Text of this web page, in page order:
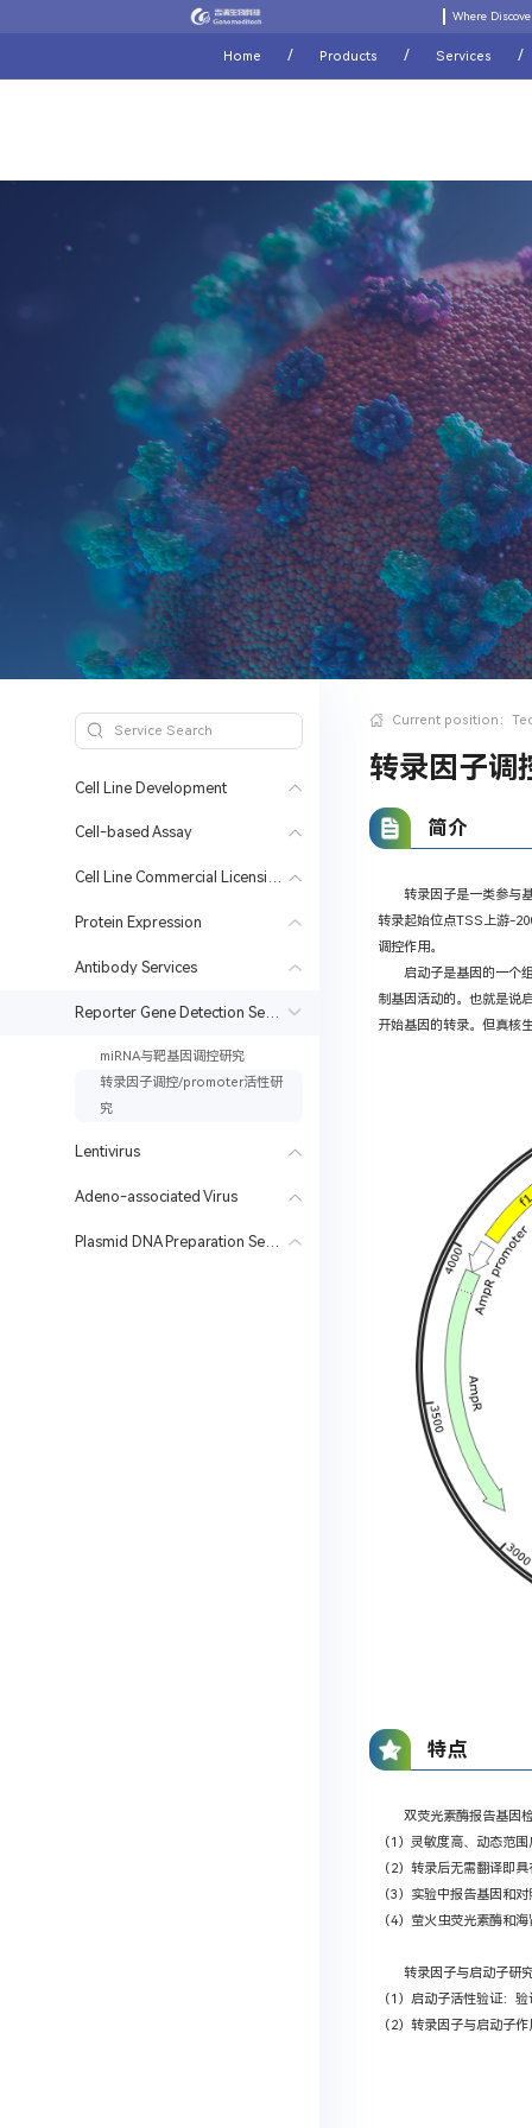
Where
Home / Products / Services /
Cell Line Development
Cell-based Assay
Cell Line Commercial Licensing & Compliance Support
Protein Expression
Antibody Services
miRNA与靶基因调控研究
转录因子调控/promoter活性研
究
Lentivirus
Adeno-associated Virus
Plasmid DNA Preparation Services
Current position：
转录因子
简介
转录因子是一类参与
转录起始位点TSS上游-
调控作用。
启动子是基因的一个
制基因活动的。也就是说
开始基因的转录。但真核
特点
双荧光素酶报告基因
（1）灵敏度高、动态范
（2）转录后无需翻译即
（3）实验中报告基因和
（4）萤火虫荧光素酶和
转录因子与启动子研
（1）启动子活性验证：
（2）转录因子与启动子